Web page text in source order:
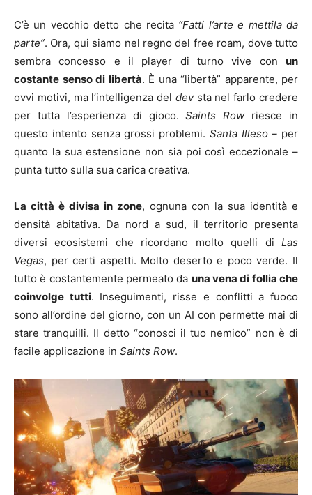
C’è un vecchio detto che recita “Fatti l’arte e mettila da
parte”. Ora, qui siamo nel regno del free roam, dove tutto
sembra concesso e il player di turno vive con un
costante senso di libertà. È una “libertà” apparente, per
ovvi motivi, ma l’intelligenza del devsta nel farlo credere
per tutta l’esperienza di gioco.Saints Row riesce in
questo intento senza grossi problemi. Santa Illeso – per
quanto la sua estensione non sia poi così eccezionale –
punta tutto sulla sua carica creativa.
La città è divisa in zone, ognuna con la sua identità e
densità abitativa. Da nord a sud, il territorio presenta
diversi ecosistemi che ricordano molto quelli di Las
Vegas, per certi aspetti. Molto deserto e poco verde. Il
tutto è costantemente permeato da una vena di follia che
coinvolge tutti. Inseguimenti, risse e conflitti a fuoco
sono all’ordine del giorno, con un AI con permette mai di
stare tranquilli. Il detto “conosci il tuo nemico” non è di
facile applicazione in Saints Row.